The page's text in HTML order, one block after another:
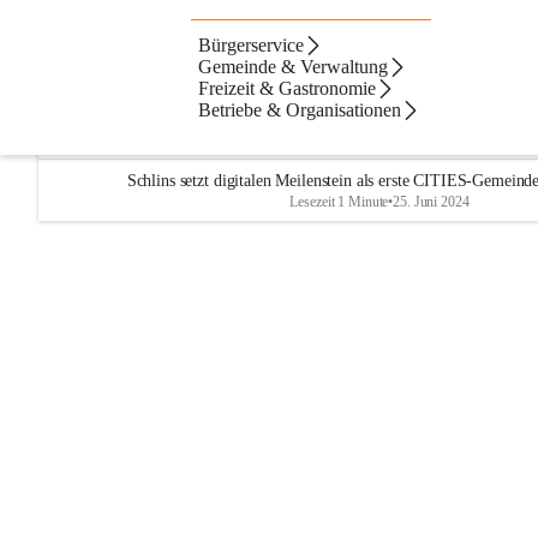
Bürgerservice
Gemeinde & Verwaltung
Freizeit & Gastronomie
Betriebe & Organisationen
Artikel Kontakte
Schlins setzt digitalen Meilenstein als erste CITIES-
Lesezeit 1 Minute•25. Juni 2024